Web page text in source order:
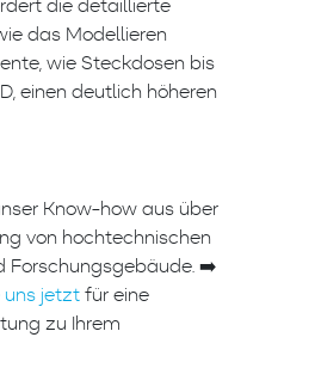
das Modellieren
wie Steckdosen bis
einen deutlich höheren
Know-how aus über
von hochtechnischen
Forschungsgebäude. ➡️
uns jetztfür eine
zu Ihrem